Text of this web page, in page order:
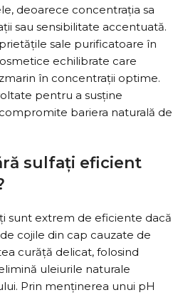
deoarece concentrația sa
sau sensibilitate accentuată.
sale purificatoare în
echilibrate care
în concentrații optime.
pentru a susține
bariera naturală de
sulfați eficient
sunt extrem de eficiente dacă
cojile din cap cauzate de
curăță delicat, folosind
uleiurile naturale
Prin menținerea unui pH